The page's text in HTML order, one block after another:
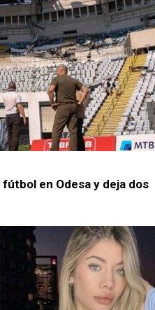
en Odesa y deja dos